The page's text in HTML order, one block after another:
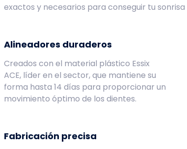
exactos y necesarios para conseguir tu
Alineadores duraderos
Creados con el material plástico Essix
ACE, líder en el sector, que mantiene su
forma hasta 14 días para proporcionar un
movimiento óptimo de los dientes.
Fabricación precisa